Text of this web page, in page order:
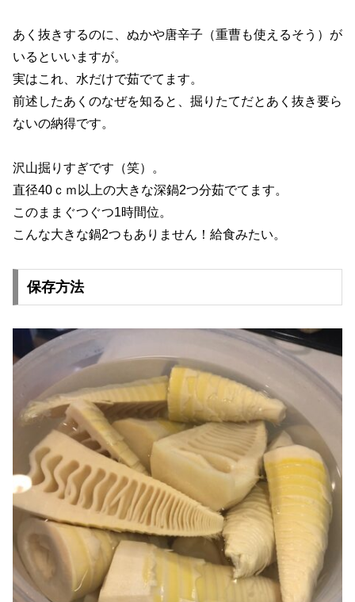
あく抜きするのに、ぬかや唐辛子（重曹も使えるそう）が
いるといいますが。
実はこれ、水だけで茹でてます。
前述したあくのなぜを知ると、掘りたてだとあく抜き要ら
ないの納得です。
沢山掘りすぎです（笑）。
直径40ｃｍ以上の大きな深鍋2つ分茹でてます。
このままぐつぐつ1時間位。
こんな大きな鍋2つもありません！給食みたい。
保存方法